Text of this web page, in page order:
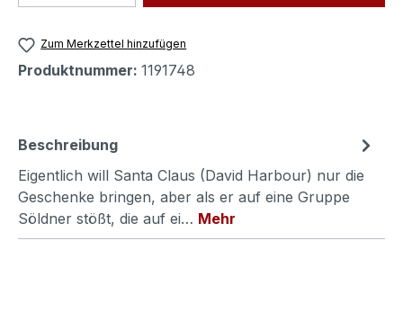
Zum Merkzettel hinzufügen
Produktnummer: 1191748
Beschreibung
Eigentlich will Santa Claus (David Harbour) nur die
Geschenke bringen, aber als er auf eine Gruppe
Söldner stößt, die auf ei… Mehr